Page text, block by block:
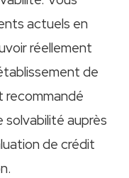
actuels en
réellement
de
recommandé
auprès
de crédit